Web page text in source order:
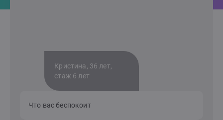
Кристина, 36 лет,
стаж 6 лет
Что вас беспокоит